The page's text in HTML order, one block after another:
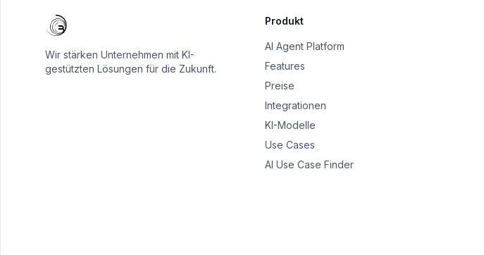
Wir stärken Unternehmen mit KI-
gestützten Lösungen für die Zukunft.
Produkt
AI Agent Platform
Features
Preise
Integrationen
KI-Modelle
Use Cases
AI Use Case Finder